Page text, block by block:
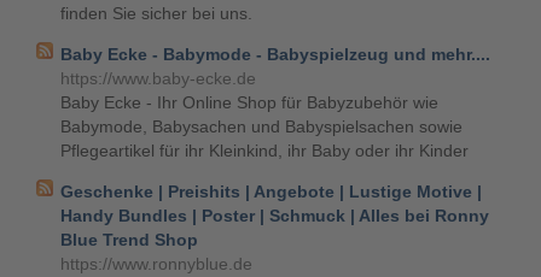
finden Sie sicher bei uns.
Baby Ecke - Babymode - Babyspielzeug und mehr....
https://www.baby-ecke.de
Baby Ecke - Ihr Online Shop für Babyzubehör wie
Babymode, Babysachen und Babyspielsachen sowie
Pflegeartikel für ihr Kleinkind, ihr Baby oder ihr Kinder
Geschenke | Preishits | Angebote | Lustige Motive |
Handy Bundles | Poster | Schmuck | Alles bei Ronny
Blue Trend Shop
https://www.ronnyblue.de